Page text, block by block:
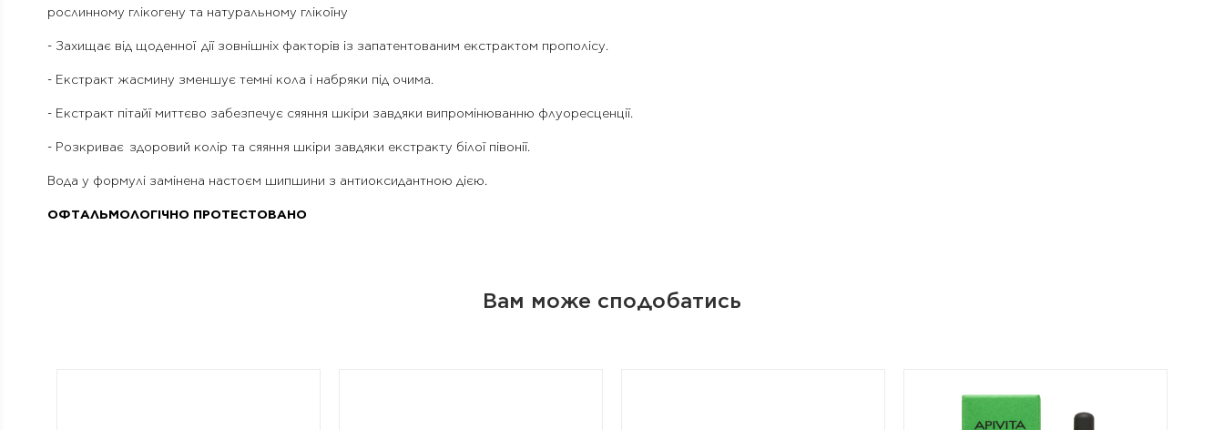
рослинному глікогену та натуральному глікоїну
- Захищає від щоденної дії зовнішніх факторів із запатентованим екстрактом прополісу.
- Екстракт жасмину зменшує темні кола і набряки під очима.
- Екстракт пітайї миттєво забезпечує сяяння шкіри завдяки випромінюванню флуоресценції.
- Розкриває здоровий колір та сяяння шкіри завдяки екстракту білої півонії.
Вода у формулі замінена настоєм шипшини з антиоксидантною дією.
ОФТАЛЬМОЛОГІЧНО ПРОТЕСТОВАНО
Вам може сподобатись